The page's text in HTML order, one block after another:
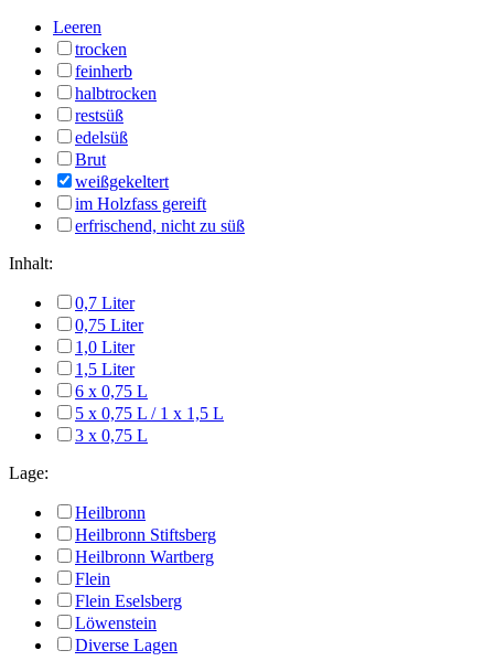
Leeren
trocken
feinherb
halbtrocken
restsüß
edelsüß
Brut
weißgekeltert
im Holzfass gereift
erfrischend, nicht zu süß
Inhalt:
0,7 Liter
0,75 Liter
1,0 Liter
1,5 Liter
6 x 0,75 L
5 x 0,75 L / 1 x 1,5 L
3 x 0,75 L
Lage:
Heilbronn
Heilbronn Stiftsberg
Heilbronn Wartberg
Flein
Flein Eselsberg
Löwenstein
Diverse Lagen